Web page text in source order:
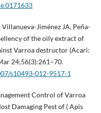
Jiménez JA, Peña-
of the oily extract of
Varroa destructor (Acari:
24;56(3):261–70.
s10493-012-9517-1
Control of Varroa
Damaging Pest of ( Apis